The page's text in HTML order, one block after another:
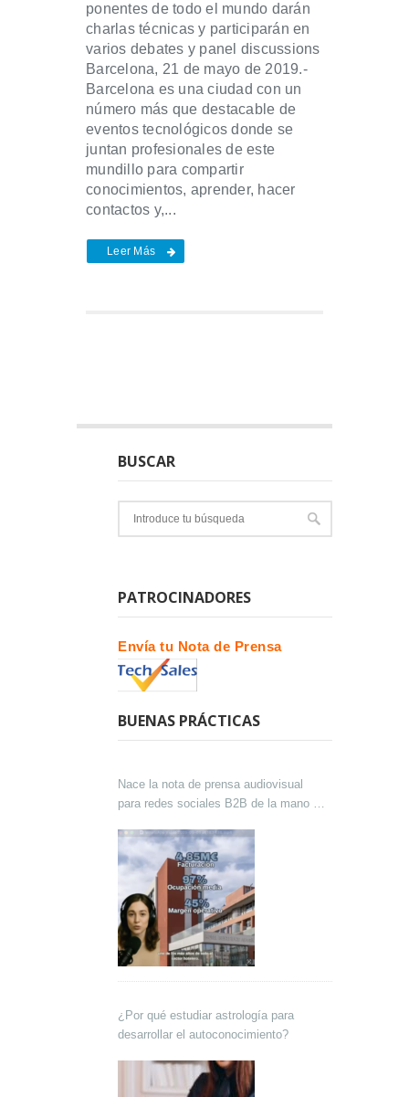
ponentes de todo el mundo darán
charlas técnicas y participarán en
varios debates y panel discussions
Barcelona, 21 de mayo de 2019.-
Barcelona es una ciudad con un
número más que destacable de
eventos tecnológicos donde se
juntan profesionales de este
mundillo para compartir
conocimientos, aprender, hacer
contactos y,...
Leer Más
BUSCAR
PATROCINADORES
Envía tu Nota de Prensa
BUENAS PRÁCTICAS
Nace la nota de prensa audiovisual
para redes sociales B2B de la mano de
¿Por qué estudiar astrología para
desarrollar el autoconocimiento?